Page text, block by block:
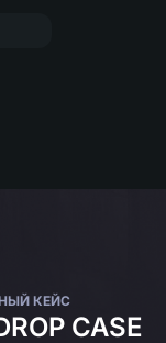
КЕЙС
CASE